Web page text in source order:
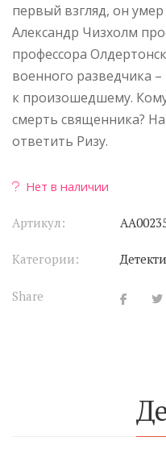
первый взгляд, он
Александр Чизхолм
профессора
военного разведчика
к произошедшему.
смерть священника?
ответить Ризу.
Нет в наличии
Артикул:
Категории:
Share